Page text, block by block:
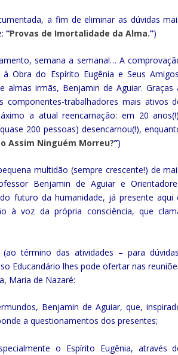
a fim de eliminar as dúvidas
“Provas de Imortalidade da Alma.”)
semana a semana!… A
Obra do Espírito Eugênia e Seus
almas irmãs, Benjamin de Aguiar. Graças
trabalhadores mais ativos
a atual reencarnação: em 20
200 pessoas) desencarnou(!),
Assim Ninguém Morreu?”)
multidão (sempre crescente!) de
Benjamin de Aguiar e
futuro da humanidade, já presente aqui
à voz da própria consciência, que
término das atividades – para
Educandário lhes pode ofertar nas
Maria de Nazaré:
Benjamin de Aguiar, que,
a questionamentos dos presentes;
o Espírito Eugênia, através